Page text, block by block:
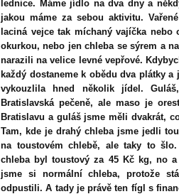
lednice. Máme jídlo na dva dny a
jakou máme za sebou aktivitu.
laciná vejce tak míchaný vajíčka
okurkou, nebo jen chleba se sýrem a
narazili na velice levné vepřové.
každý dostaneme k obědu dva plátky
vykouzlila hned několik jídel.
Bratislavská pečeně, ale maso je
Bratislavu a guláš jsme měli dvakrát,
Tam, kde je drahý chleba jsme jedli
na toustovém chlebě, ale taky to
chleba byl toustový za 45 Kč kg, no
jsme si normální chleba, protože
odpustili. A tady je právě ten fígl s